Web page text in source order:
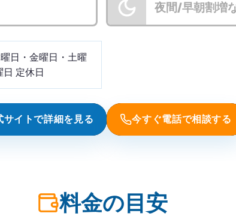
夜間/早朝割増
日・金曜日・土曜
定休日
サイトで詳細を見る 今すぐ電話で相談する
料金の目安